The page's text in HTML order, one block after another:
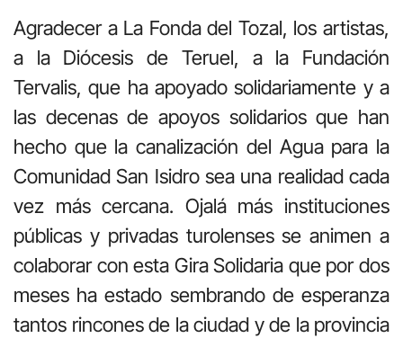
Agradecer a La Fonda del Tozal, los artistas,
a la Diócesis de Teruel, a la Fundación
Tervalis, que ha apoyado solidariamente y a
las decenas de apoyos solidarios que han
hecho que la canalización del Agua para la
Comunidad San Isidro sea una realidad cada
vez más cercana. Ojalá más instituciones
públicas y privadas turolenses se animen a
colaborar con esta Gira Solidaria que por dos
meses ha estado sembrando de esperanza
tantos rincones de la ciudad y de la provincia